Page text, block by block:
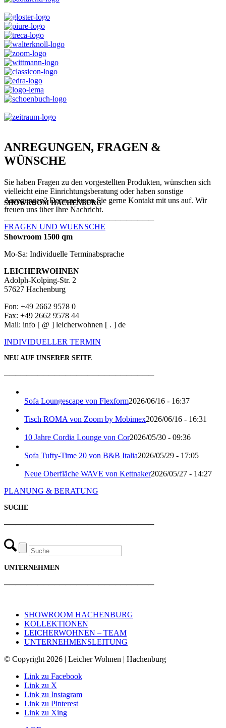
ANREGUNGEN, FRAGEN &
WÜNSCHE
Sie haben Fragen zu den vorgestellten Produkten, wünschen sich
vielleicht eine Einrichtungsberatung oder haben sonstige
Anregungen? Dann nehmen Sie gerne Kontakt mit uns auf. Wir
freuen uns über Ihre Nachricht.
FRAGEN UND WUENSCHE
SHOWROOM HACHENBURG
───────────────────────────
Showroom 1500 qm
Mo-Sa: Individuelle Terminabsprache
LEICHERWOHNEN
Adolph-Kolping-Str. 2
57627 Hachenburg
Fon: +49 2662 9578 0
Fax: +49 2662 9578 44
Mail: info [ @ ] leicherwohnen [ . ] de
INDIVIDUELLER TERMIN
NEU AUF UNSERER SEITE
───────────────────────────
Sofa Loungescape von Flexform2026/06/16 - 16:37
Tisch ROMA von Zoom by Mobimex2026/06/16 - 16:31
10 Jahre Cordia Lounge von Cor2026/05/30 - 09:36
Sofa Tufty-Time 20 von B&B Italia2026/05/29 - 17:05
Neue Oberfläche WAVE von Kettnaker2026/05/27 - 14:27
PLANUNG & BERATUNG
SUCHE
───────────────────────────
UNTERNEHMEN
───────────────────────────
SHOWROOM HACHENBURG
KOLLEKTIONEN
LEICHERWOHNEN – TEAM
UNTERNEHMENSLEITUNG
© Copyright 2026 | Leicher Wohnen | Hachenburg
Link zu Facebook
Link zu X
Link zu Instagram
Link zu Pinterest
Link zu Xing